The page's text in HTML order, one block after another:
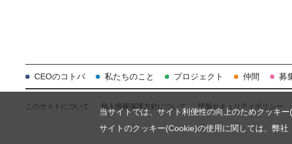
CEOのコトバ 私たちのこと プロジェクト 仲間 募
このサイトについて 個人情報保護方針について 情報セキュリティポリシー
当サイトでは、サイト利便性の向上のためクッキー
サイトのクッキー(Cookie)の使用に関しては、弊社